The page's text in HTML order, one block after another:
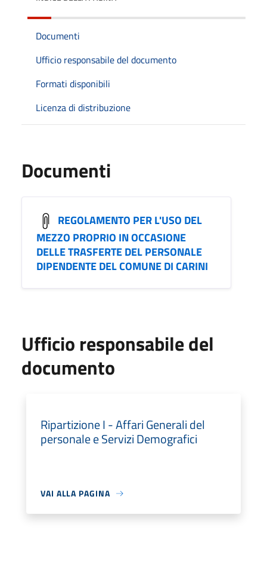
Documenti
Ufficio responsabile del documento
Formati disponibili
Licenza di distribuzione
Documenti
REGOLAMENTO PER L'USO DEL
MEZZO PROPRIO IN OCCASIONE
DELLE TRASFERTE DEL PERSONALE
DIPENDENTE DEL COMUNE DI CARINI
Ufficio responsabile del
documento
Ripartizione I - Affari Generali del
personale e Servizi Demografici
VAI ALLA PAGINA